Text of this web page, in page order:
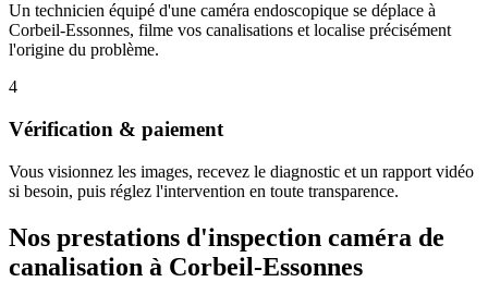
Un technicien équipé d'une caméra endoscopique se déplace à
Corbeil-Essonnes, filme vos canalisations et localise précisément
l'origine du problème.
4
Vérification & paiement
Vous visionnez les images, recevez le diagnostic et un rapport vidéo
si besoin, puis réglez l'intervention en toute transparence.
Nos prestations d'inspection caméra de
canalisation à Corbeil-Essonnes